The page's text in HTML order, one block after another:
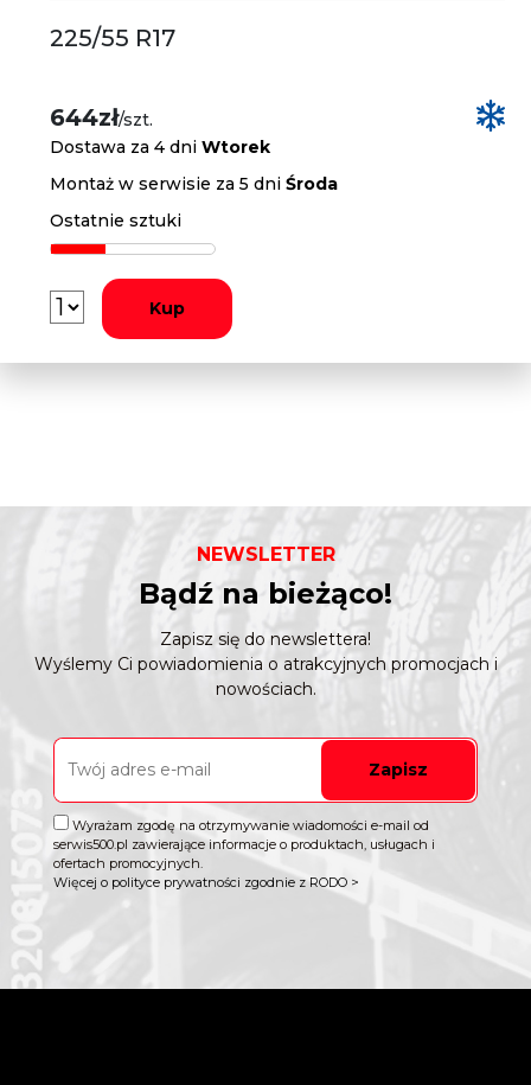
225/55 R17
644zł/szt.
Dostawa za 4 dniWtorek
Montaż w serwisie za 5 dniŚroda
Ostatnie sztuki
Kup
NEWSLETTER
Bądź na bieżąco!
Zapisz się do newslettera!
Wyślemy Ci powiadomienia o atrakcyjnych promocjach i
nowościach.
Zapisz
Wyrażam zgodę na otrzymywanie wiadomości e-mail od
serwis500.pl zawierające informacje o produktach, usługach i
ofertach promocyjnych.
Więcej o polityce prywatności zgodnie z RODO >